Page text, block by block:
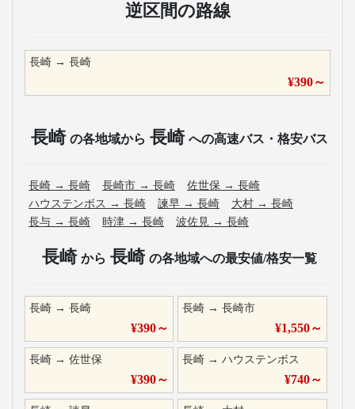
逆区間の路線
長崎 → 長崎
¥390～
長崎 の各地域から 長崎 への高速バス・格安バス
長崎 → 長崎 長崎市 → 長崎 佐世保 → 長崎
ハウステンボス → 長崎 諫早 → 長崎 大村 → 長崎
長与 → 長崎 時津 → 長崎 波佐見 → 長崎
長崎 から 長崎 の各地域への最安値/格安一覧
長崎 → 長崎
¥390～
長崎 →長崎市
¥1,550～
長崎 → 佐世保
¥390～
長崎 →ハウステンボス
¥740～